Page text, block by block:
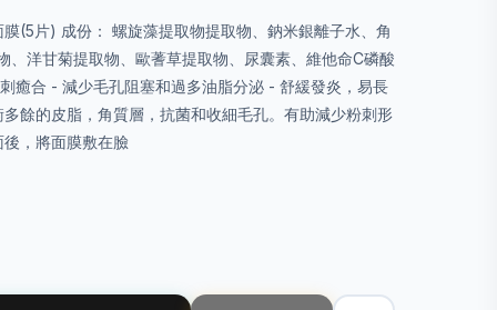
(5片) 成份： 螺旋藻提取物提取物、鈉米銀離子水、角
、洋甘菊提取物、歐蓍草提取物、尿囊素、維他命C磷酸
癒合 - 減少毛孔阻塞和過多油脂分泌 - 舒緩發炎，易長
餘的皮脂，角質層，抗菌和收細毛孔。有助減少粉刺形
，將面膜敷在臉